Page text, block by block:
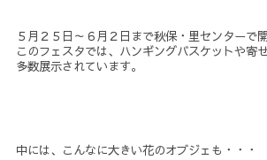
５月２５日～６月２日まで秋保・里センターで
このフェスタでは、ハンギングバスケットや寄
多数展示されています。
中には、こんなに大きい花のオブジェも・・・